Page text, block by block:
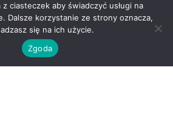
ciasteczek aby świadczyć usługi na
Dalsze korzystanie ze strony oznacza,
się na ich użycie.
Zgoda